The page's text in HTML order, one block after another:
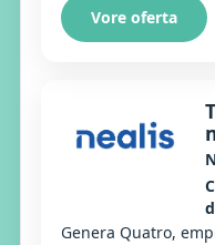
Vore oferta
Genera Quatro,